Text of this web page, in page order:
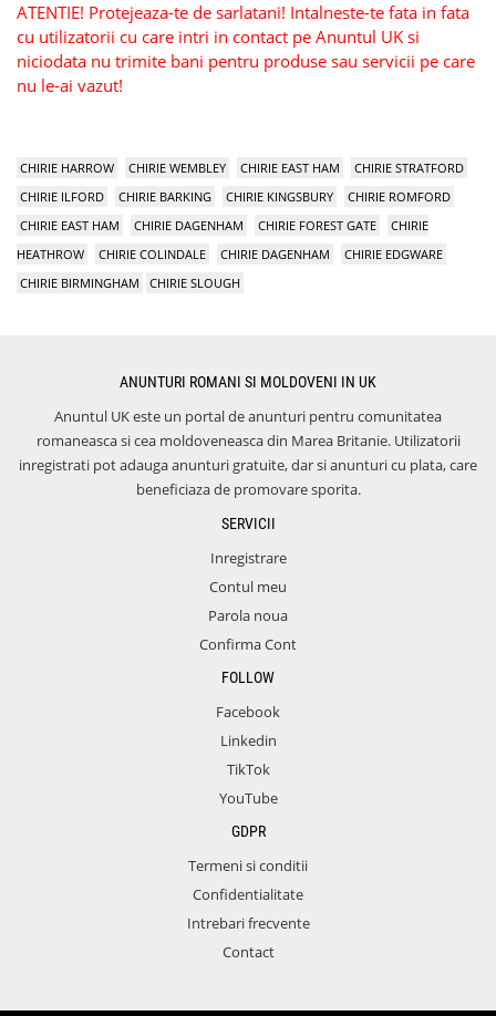
ATENTIE! Protejeaza-te de sarlatani! Intalneste-te fata in fata
cu utilizatorii cu care intri in contact pe Anuntul UK si
niciodata nu trimite bani pentru produse sau servicii pe care
nu le-ai vazut!
CHIRIE HARROW CHIRIE WEMBLEY CHIRIE EAST HAM
CHIRIE STRATFORD
CHIRIE ILFORD
CHIRIE BARKING CHIRIE KINGSBURY
CHIRIE ROMFORD
CHIRIE EAST HAM
CHIRIE DAGENHAM CHIRIE FOREST GATE
CHIRIE
HEATHROW
CHIRIE COLINDALE CHIRIE DAGENHAM
CHIRIE EDGWARE
CHIRIE BIRMINGHAM
CHIRIE SLOUGH
ANUNTURI ROMANI SI MOLDOVENI IN UK
Anuntul UK este un portal de anunturi pentru comunitatea
romaneasca si cea moldoveneasca din Marea Britanie. Utilizatorii
inregistrati pot adauga anunturi gratuite, dar si anunturi cu plata, care
beneficiaza de promovare sporita.
SERVICII
Inregistrare
Contul meu
Parola noua
Confirma Cont
FOLLOW
Facebook
Linkedin
TikTok
YouTube
GDPR
Termeni si conditii
Confidentialitate
Intrebari frecvente
Contact